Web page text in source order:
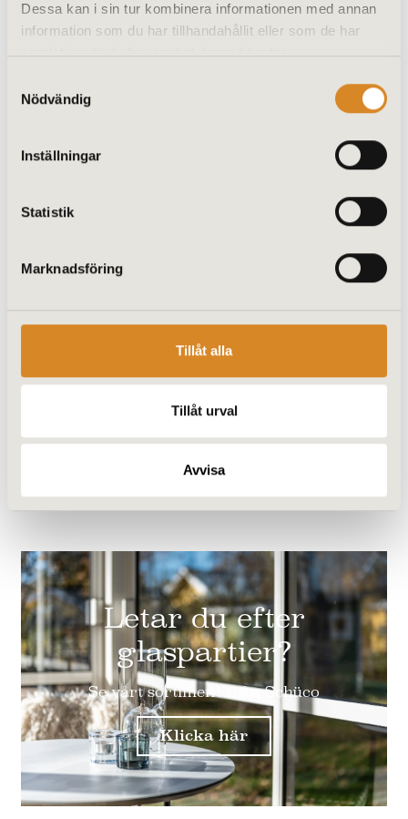
Dessa kan i sin tur kombinera informationen med annan
information som du har tillhandahållit eller som de har
Nödvändig
Inställningar
Statistik
Marknadsföring
Tillåt alla
Tillåt urval
Avvisa
Det finns stränga krav på hur en
dörr ska konstrueras för att uppnå
enligt EI60.
Letar du efter
glaspartier?
Se vårt sortiment från Schüco
Klicka här